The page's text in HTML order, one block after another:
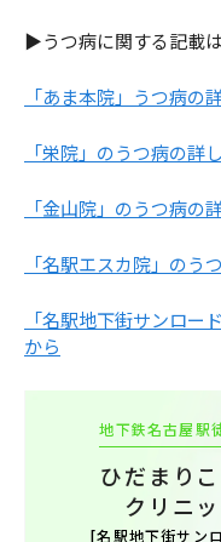
▶うつ病に関する記載
「あま本院」うつ病の
「栄院」のうつ病の詳
「金山院」のうつ病の
「名駅エスカ院」のう
「名駅地下街サンロー
から
地下鉄名古屋駅
ひだまり
クリニ
[名駅地下街サン